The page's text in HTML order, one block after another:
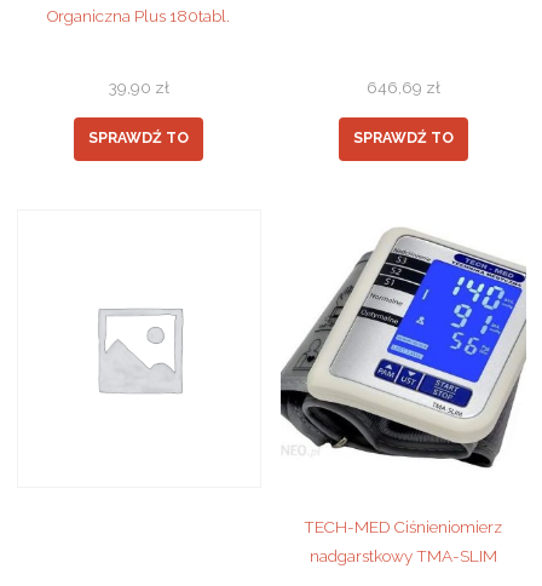
Organiczna Plus 180tabl.
39,90 zł
SPRAWDŹ TO
646,69 zł
SPRAWDŹ TO
TECH-MED Ciśnieniomierz
nadgarstkowy TMA-SLIM